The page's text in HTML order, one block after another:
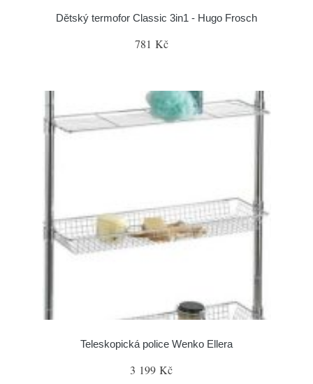
Dětský termofor Classic 3in1 - Hugo Frosch
781 Kč
Teleskopická police Wenko Ellera
3 199 Kč